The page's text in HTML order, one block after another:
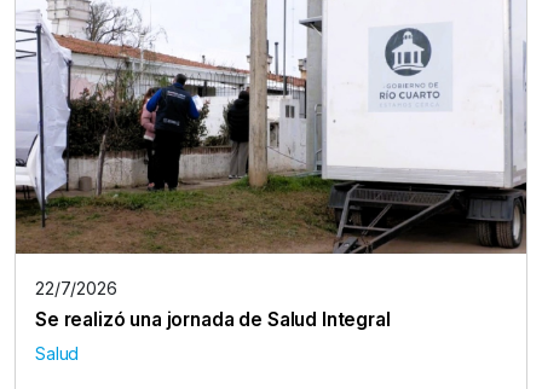
22/7/2026
Se realizó una jornada de Salud Integral
Salud